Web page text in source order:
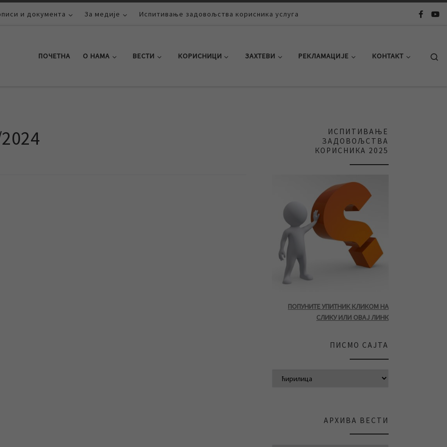
и документа За медије Испитивање задовољства корисника услуга
ПОЧЕТНА О НАМА ВЕСТИ КОРИСНИЦИ ЗАХТЕВИ РЕКЛАМАЦИЈЕ КОНТАКТ
ИСПИТИВАЊЕ
ЗАДОВОЉСТВА
КОРИСНИКА 2025
ПОПУНИТЕ УПИТНИК КЛИКОМ НА
СЛИКУ ИЛИ ОВАЈ ЛИНК
ПИСМО САЈТА
АРХИВА ВЕСТИ